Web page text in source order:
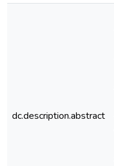
dc.description.abstract